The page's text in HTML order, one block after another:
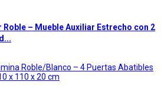
– Mueble Auxiliar Estrecho con 2